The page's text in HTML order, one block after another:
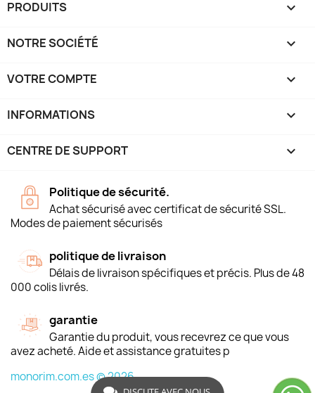
PRODUITS 
NOTRE SOCIÉTÉ 
VOTRE COMPTE 
INFORMATIONS keyboard_arrow_down
CENTRE DE SUPPORT 
Politique de sécurité.
Achat sécurisé avec certificat de sécurité SSL.
Modes de paiement sécurisés
politique de livraison
Délais de livraison spécifiques et précis. Plus de 48
000 colis livrés.
garantie
Garantie du produit, vous recevrez ce que vous
avez acheté. Aide et assistance gratuites p
monorim.com.es © 2026